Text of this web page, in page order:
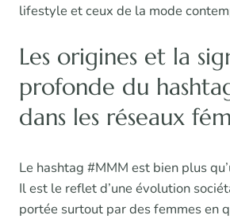
lifestyle et ceux de la mode
Les origines et la
profonde du
dans les réseaux
Le hashtag #MMM est bien plus
Il est le reflet d’une évolution
portée surtout par des femmes en